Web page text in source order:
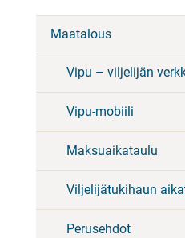
Maatalous
Vipu – viljelijän
Vipu-mobiili
Maksuaikataulu
Viljelijätukihaun
Perusehdot